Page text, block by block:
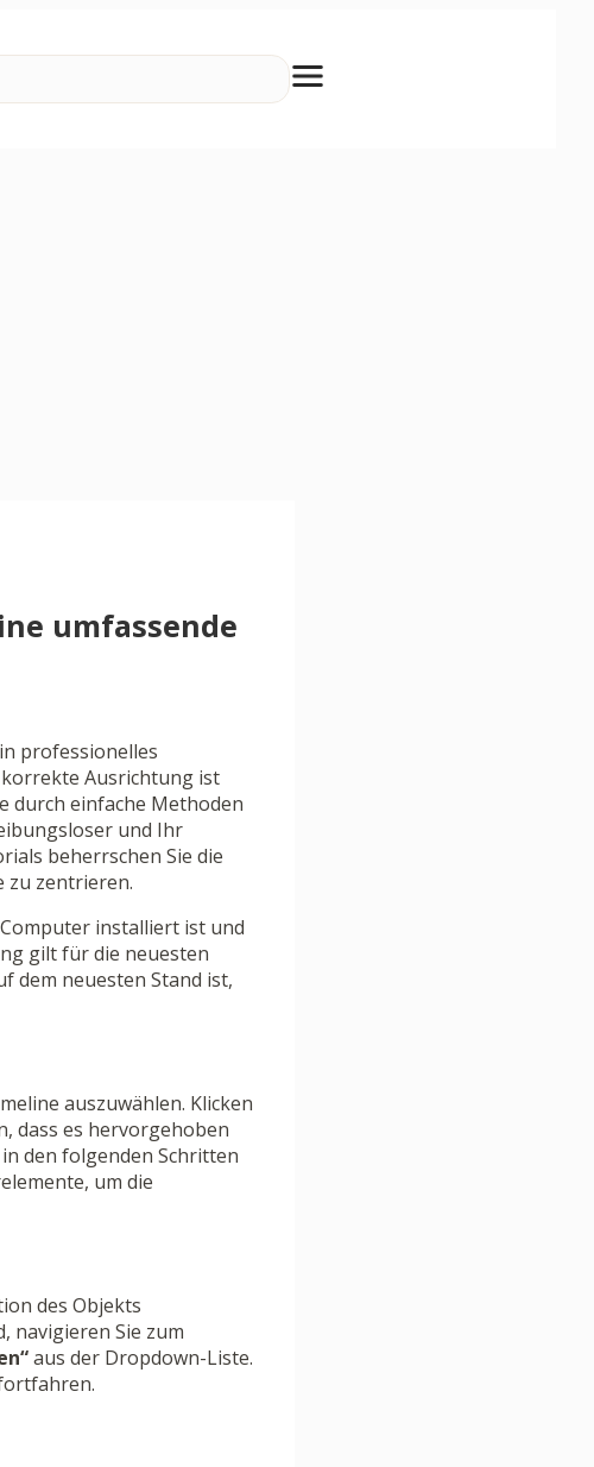
umfassende
professionelles
Ausrichtung ist
durch einfache Methoden
und Ihr
beherrschen Sie die
zu zentrieren.
installiert ist und
gilt für die neuesten
dem neuesten Stand ist,
auszuwählen. Klicken
dass es hervorgehoben
den folgenden Schritten
um die
des Objekts
navigieren Sie zum
aus der Dropdown-Liste.